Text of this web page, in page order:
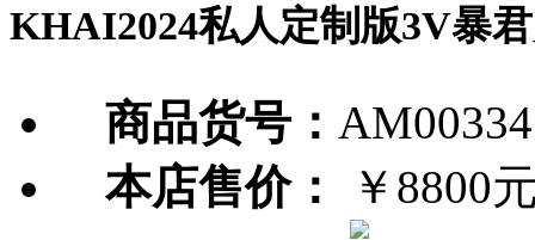
KHAI2024私人定制版3V暴
商品货号：
本店售价：
￥8800